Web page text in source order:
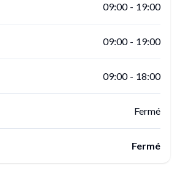
09:00 - 19:00
09:00 - 19:00
09:00 - 18:00
Fermé
Fermé